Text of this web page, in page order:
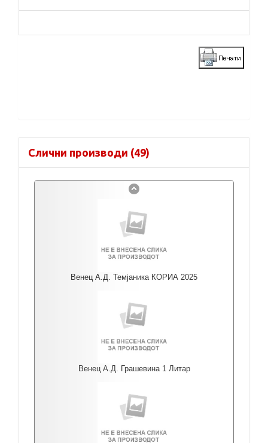
Слични производи (49)
Венец А.Д. Темјаника КОРИА 2025
Венец А.Д. Грашевина 1 Литар